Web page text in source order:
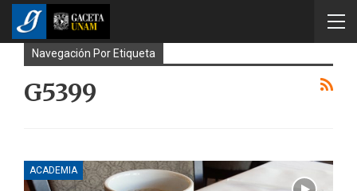
Navegación Por Etiqueta
G5399
ACADEMIA